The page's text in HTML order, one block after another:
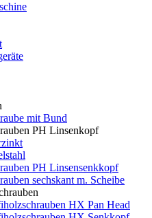
mit Bund
PH Linsenkopf
PH Linsensenkkopf
sechskant m. Scheibe
HX Pan Head